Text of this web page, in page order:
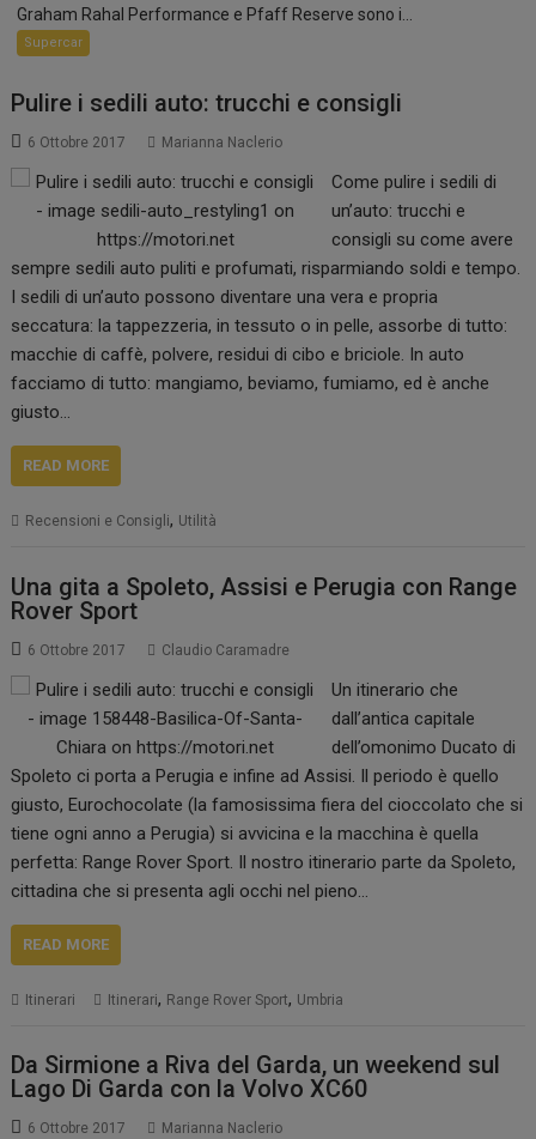
Graham Rahal Performance e Pfaff Reserve sono i...
Supercar
Pulire i sedili auto: trucchi e consigli
6 Ottobre 2017 Marianna Naclerio
Come pulire i sedili di
un’auto: trucchi e
consigli su come avere
sempre sedili auto puliti e profumati, risparmiando soldi e tempo.
I sedili di un’auto possono diventare una vera e propria
seccatura: la tappezzeria, in tessuto o in pelle, assorbe di tutto:
macchie di caffè, polvere, residui di cibo e briciole. In auto
facciamo di tutto: mangiamo, beviamo, fumiamo, ed è anche
giusto…
READ MORE
Recensioni e Consigli, Utilità
Una gita a Spoleto, Assisi e Perugia con Range
Rover Sport
6 Ottobre 2017 Claudio Caramadre
Un itinerario che
dall’antica capitale
dell’omonimo Ducato di
Spoleto ci porta a Perugia e infine ad Assisi. Il periodo è quello
giusto, Eurochocolate (la famosissima fiera del cioccolato che si
tiene ogni anno a Perugia) si avvicina e la macchina è quella
perfetta: Range Rover Sport. Il nostro itinerario parte da Spoleto,
cittadina che si presenta agli occhi nel pieno…
READ MORE
Itinerari Itinerari, Range Rover Sport, Umbria
Da Sirmione a Riva del Garda, un weekend sul
Lago Di Garda con la Volvo XC60
6 Ottobre 2017 Marianna Naclerio